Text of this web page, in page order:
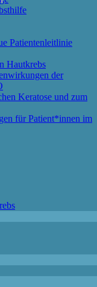
Patientenleitlinie
Hautkrebs
der
Keratose und zum
für Patient*innen im